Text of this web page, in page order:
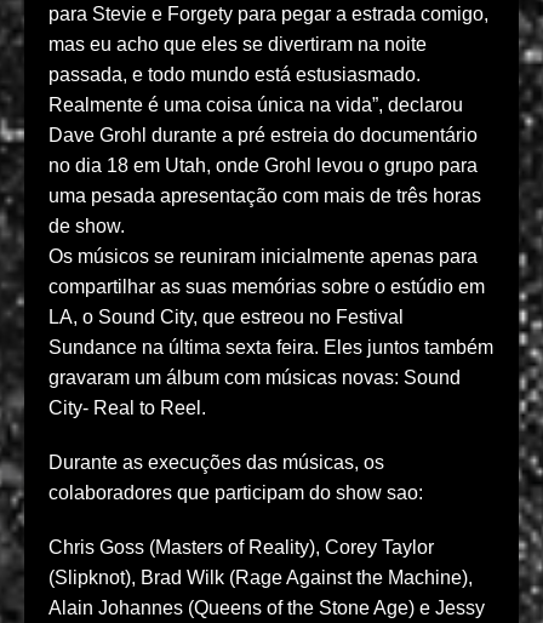
para Stevie e Forgety para pegar a estrada comigo,
mas eu acho que eles se divertiram na noite
passada, e todo mundo está estusiasmado.
Realmente é uma coisa única na vida”, declarou
Dave Grohl durante a pré estreia do documentário
no dia 18 em Utah, onde Grohl levou o grupo para
uma pesada apresentação com mais de três horas
de show.
Os músicos se reuniram inicialmente apenas para
compartilhar as suas memórias sobre o estúdio em
LA, o Sound City, que estreou no Festival
Sundance na última sexta feira. Eles juntos também
gravaram um álbum com músicas novas: Sound
City- Real to Reel.
Durante as execuções das músicas, os
colaboradores que participam do show sao:
Chris Goss (Masters of Reality), Corey Taylor
(Slipknot), Brad Wilk (Rage Against the Machine),
Alain Johannes (Queens of the Stone Age) e Jessy